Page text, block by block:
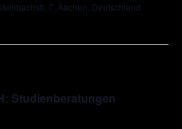
7, Aachen, Deutschland
Studienberatungen